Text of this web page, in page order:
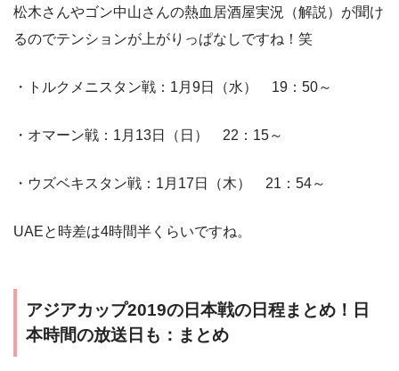
松木さんやゴン中山さんの熱血居酒屋実況（解説）が聞け
るのでテンションが上がりっぱなしですね！笑
・トルクメニスタン戦：1月9日（水） 19：50～
・オマーン戦：1月13日（日） 22：15～
・ウズベキスタン戦：1月17日（木） 21：54～
UAEと時差は4時間半くらいですね。
アジアカップ2019の日本戦の日程まとめ！日
本時間の放送日も：まとめ